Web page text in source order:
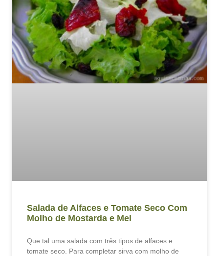
Salada de Alfaces e Tomate Seco Com
Molho de Mostarda e Mel
Que tal uma salada com três tipos de alfaces e
tomate seco. Para completar sirva com molho de